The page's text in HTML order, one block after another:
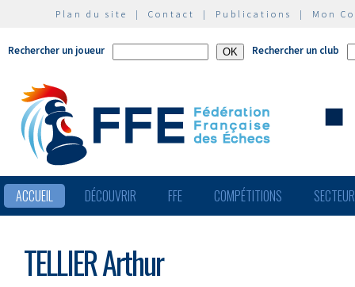
Plan du site | Contact | Publications | Mon
Rechercher un joueur Rechercher un club
ACCUEIL DÉCOUVRIR FFE COMPÉTITIONS
TELLIER Arthur